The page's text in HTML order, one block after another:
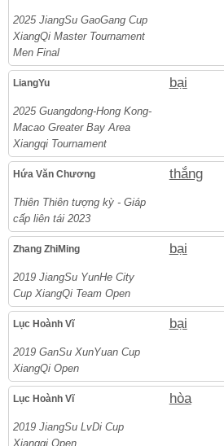
2025 JiangSu GaoGang Cup
XiangQi Master Tournament
Men Final
LiangYu bại
2025 Guangdong-Hong Kong-
Macao Greater Bay Area
Xiangqi Tournament
Hứa Văn Chương thắng
Thiên Thiên tượng kỳ - Giáp
cấp liên tái 2023
Zhang ZhiMing bại
2019 JiangSu YunHe City
Cup XiangQi Team Open
Lục Hoành Vĩ bại
2019 GanSu XunYuan Cup
XiangQi Open
Lục Hoành Vĩ hòa
2019 JiangSu LvDi Cup
Xiangqi Open